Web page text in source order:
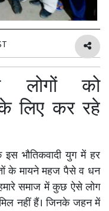
लोगों को
लिए कर रहे
भौतिकवादी युग में हर
के मायने महज पैसे व धन
समाज में कुछ ऐसे लोग
नहीं हैं। जिनके जहन में